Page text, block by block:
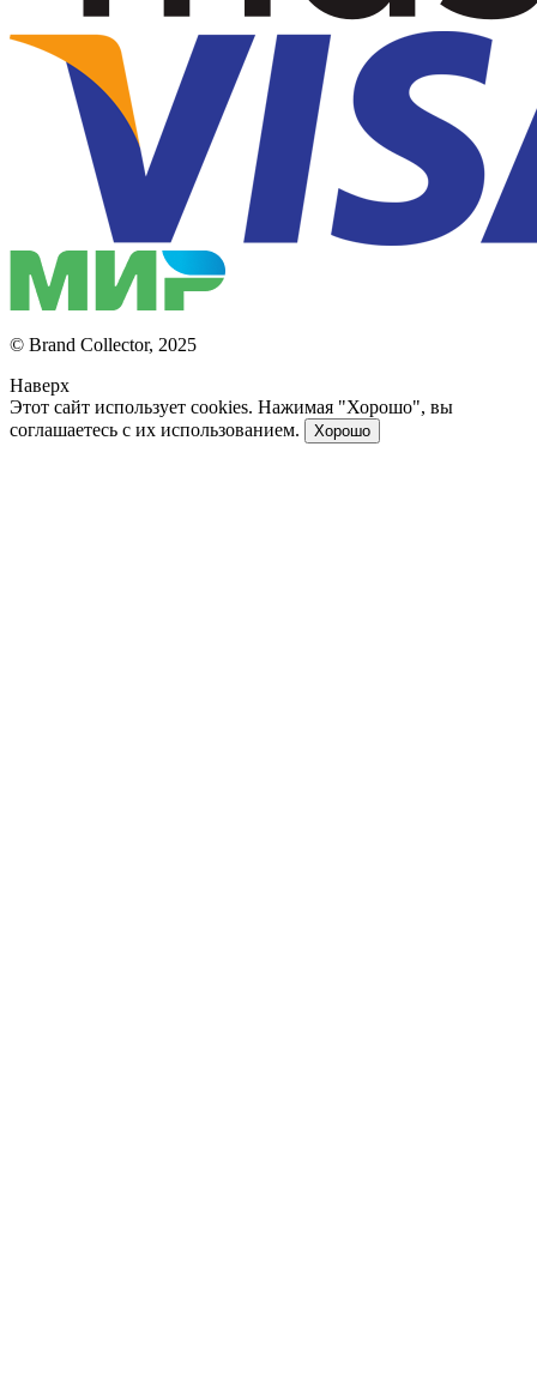
© Brand Collector, 2025
Наверх
Этот сайт использует cookies. Нажимая "Хорошо", вы
соглашаетесь с их использованием.
Хорошо